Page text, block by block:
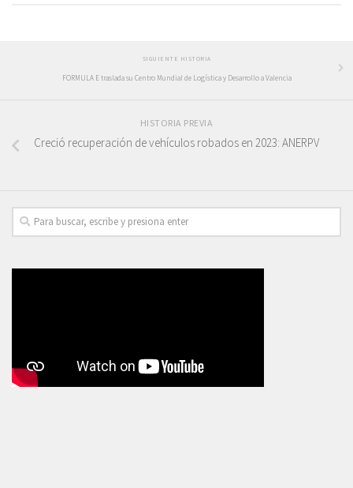
SIGUIENTE HISTORIA
FORMULA E traslada su Centro Mundial de Logística y Desarrollo a Valencia
HISTORIA PREVIA
Creció recuperación de vehículos robados en 2023: ANERPV